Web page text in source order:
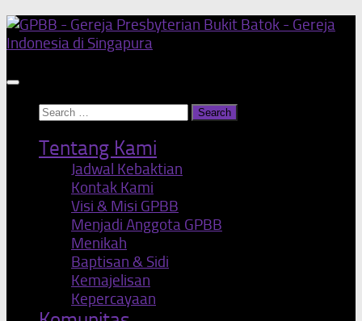
Skip
to
Search
Tentang Kami
Jadwal Kebaktian
Kontak Kami
Visi & Misi GPBB
Menjadi Anggota GPBB
Menikah
Baptisan & Sidi
Kemajelisan
Kepercayaan